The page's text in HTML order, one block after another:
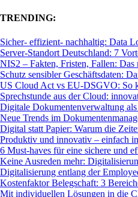
TRENDING:
Sicher- effizient- nachhaltig: Data
Server-Standort Deutschland: 7
NIS2 – Fakten, Fristen, Fallen: Das
Schutz sensibler Geschäftsdaten:
US Cloud Act vs EU-DSGVO: So
Sprechstunde aus der Cloud:
Digitale Dokumentenverwaltung
Neue Trends im
Digital statt Papier: Warum die
Produktiv und innovativ – einfach
6 Must-haves für eine sichere und
Keine Ausreden mehr:
Digitalisierung entlang der
Kostenfaktor Belegschaft: 3
Mit individuellen Lösungen in die